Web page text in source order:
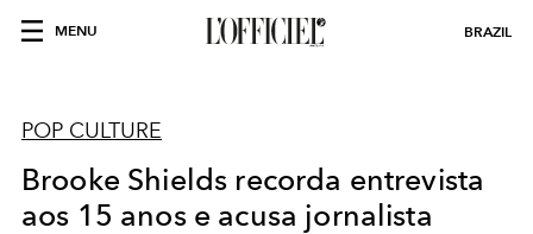
MENU BRAZIL
POP CULTURE
Brooke Shields recorda entrevista
aos 15 anos e acusa jornalista